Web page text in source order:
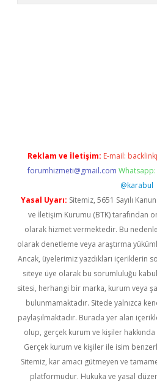
Reklam ve İletişim: E-mail:
forumhizmeti@gmail.com
@karabul
Yasal Uyarı: Sitemiz, 5651 Sayılı
ve İletişim Kurumu (BTK) tarafından
olarak hizmet vermektedir. Bu
olarak denetleme veya araştırma
Ancak, üyelerimiz yazdıkları içeriklerin
siteye üye olarak bu sorumluluğu
sitesi, herhangi bir marka, kurum veya
bulunmamaktadır. Sitede yalnızca
paylaşılmaktadır. Burada yer alan
olup, gerçek kurum ve kişiler hakkında
Gerçek kurum ve kişiler ile isim
Sitemiz, kar amacı gütmeyen ve
platformudur. Hukuka ve yasal